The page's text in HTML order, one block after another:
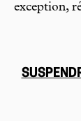
exception,